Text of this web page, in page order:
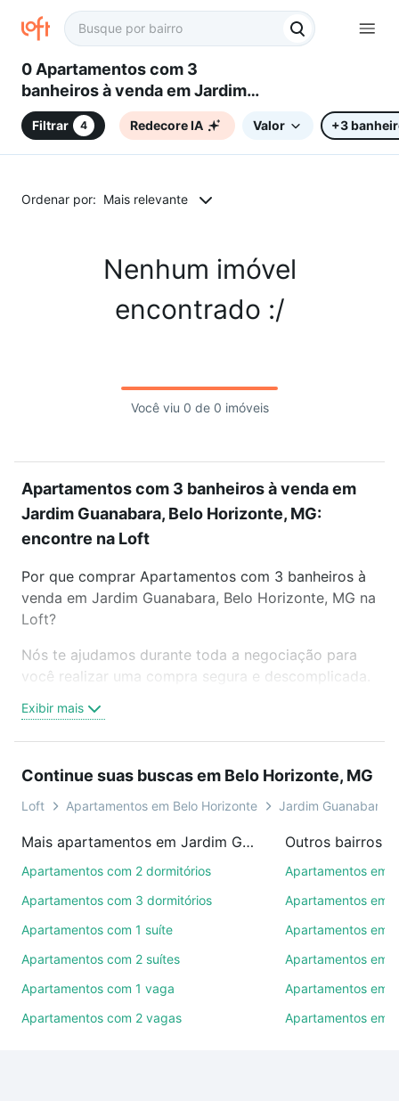
0 Apartamentos com 3
banheiros à venda em Jardim
Guanabara, Belo Horizonte, MG
Filtrar 4 Redecore IA Valor +3
Ordenar por: Mais relevante
Nenhum imóvel
encontrado :/
Você viu 0 de 0 imóveis
Apartamentos com 3 banheiros à venda em
Jardim Guanabara, Belo Horizonte, MG:
encontre na Loft
Por que comprar Apartamentos com 3 banheiros à
venda em Jardim Guanabara, Belo Horizonte, MG na
Loft?
Nós te ajudamos durante toda a negociação para
você realizar uma compra segura e descomplicada.
trabalho e do metrô, aqui você vai encontrar a
oferta ideal de Apartamentos com 3 banheiros à
para conquistar seu sonho. Agende uma visita
presencial ou por videochamada, é grátis, sem
mil corretores e imobiliárias te ajudando na compra,
venda ou troca de imóveis.
Como escolher um imóvel?
Use barra de busca no topo para pesquisar por
ruas, bairros e até condomínios favoritos. Você
também pode usar os filtros como quantidade de
combinar perfeitamente com o preço, metragem e
Exibir mais
Continue suas buscas em Belo Horizonte, MG
Loft Apartamentos em Belo Horizonte Jardim Guanabara
Mais apartamentos em Jardim Guanabara
Apartamentos com 2 dormitórios
Apartamentos com 3 dormitórios
Apartamentos com 1 suíte
Apartamentos com 2 suítes
Apartamentos com 1 vaga
Apartamentos com 2 vagas
Apartamentos em
Apartamentos em
Apartamentos em
Apartamentos em
Apartamentos em
Apartamentos em